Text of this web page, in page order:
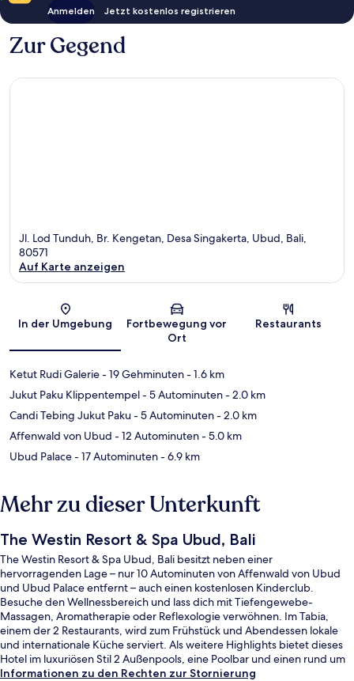
Anmelden Jetzt kostenlos registrieren
Zur Gegend
Jl. Lod Tunduh, Br. Kengetan, Desa Singakerta, Ubud, Bali,
80571
Auf Karte anzeigen
In der Umgebung
Fortbewegung vor
Ort
Restaurants
Ketut Rudi Galerie- 19 Gehminuten- 1.6 km
Jukut Paku Klippentempel- 5 Autominuten- 2.0 km
Candi Tebing Jukut Paku- 5 Autominuten- 2.0 km
Affenwald von Ubud - 12 Autominuten- 5.0 km
Ubud Palace- 17 Autominuten- 6.9 km
Mehr zu dieser Unterkunft
The Westin Resort & Spa Ubud, Bali
The Westin Resort & Spa Ubud, Bali besitzt neben einer
hervorragenden Lage – nur 10 Autominuten von Affenwald von Ubud
und Ubud Palace entfernt – auch einen kostenlosen Kinderclub.
Besuche den Wellnessbereich und lass dich mit Tiefengewebe-
Massagen, Aromatherapie oder Reflexologie verwöhnen. Im Tabia,
einem der 2 Restaurants, wird zum Frühstück und Abendessen lokale
und internationale Küche serviert. Als weitere Highlights bietet dieses
Hotel im luxuriösen Stil 2 Außenpools, eine Poolbar und einen rund um
die Uhr geöffneten Fitnessbereich. Andere Reisende lieben das
Informationen zu den Rechten zur Stornierung